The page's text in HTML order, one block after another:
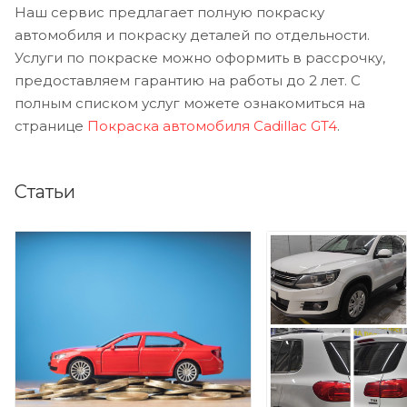
Наш сервис предлагает полную покраску
автомобиля и покраску деталей по отдельности.
Услуги по покраске можно оформить в рассрочку,
предоставляем гарантию на работы до 2 лет. С
полным списком услуг можете ознакомиться на
странице Покраска автомобиля Cadillac GT4.
Статьи